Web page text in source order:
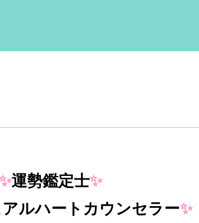
運勢鑑定士✨
ルハート カウンセラー✨